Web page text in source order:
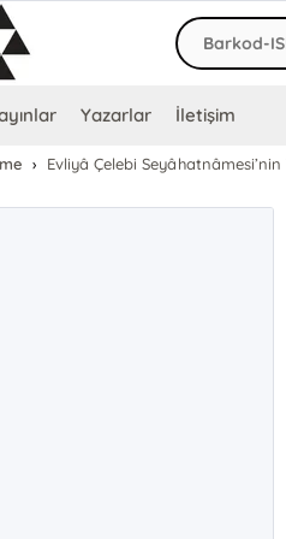
Yazarlar İletişim
Evliyâ Çelebi